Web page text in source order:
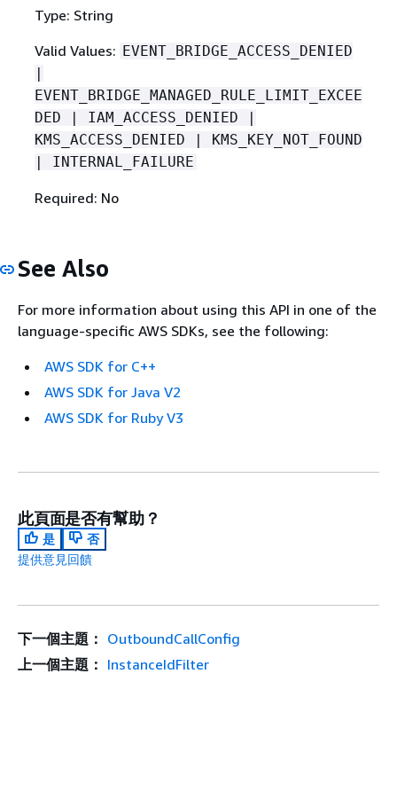
Type: String
Valid Values: EVENT_BRIDGE_ACCESS_DENIED
|
EVENT_BRIDGE_MANAGED_RULE_LIMIT_EXCEE
DED | IAM_ACCESS_DENIED |
KMS_ACCESS_DENIED | KMS_KEY_NOT_FOUND
| INTERNAL_FAILURE
Required: No
See Also
For more information about using this API in one of the
language-specific AWS SDKs, see the following:
AWS SDK for C++
AWS SDK for Java V2
AWS SDK for Ruby V3
此頁面是否有幫助？
是
否
提供意見回饋
下一個主題： OutboundCallConfig
上一個主題： InstanceIdFilter